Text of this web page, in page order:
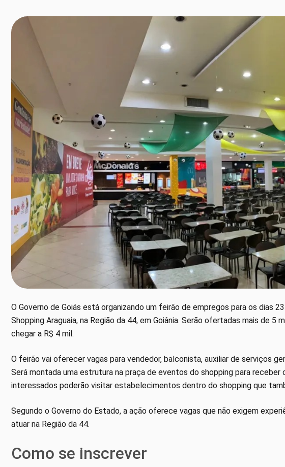
O Governo de Goiás está organizando um feirão de empregos para os dias
Shopping Araguaia, na Região da 44, em Goiânia. Serão ofertadas mais de 5
chegar a R$ 4 mil.
O feirão vai oferecer vagas para vendedor, balconista, auxiliar de serviços
Será montada uma estrutura na praça de eventos do shopping para
interessados poderão visitar estabelecimentos dentro do shopping que
Segundo o Governo do Estado, a ação oferece vagas que não exigem
atuar na Região da 44.
Como se inscrever